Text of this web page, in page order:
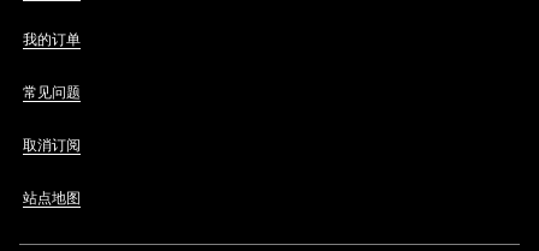
我的订单
常见问题
取消订阅
站点地图